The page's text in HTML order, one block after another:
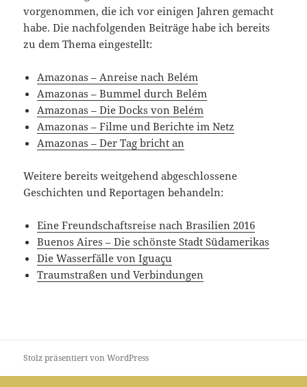
vorgenommen, die ich vor einigen Jahren gemacht
habe. Die nachfolgenden Beiträge habe ich bereits
zu dem Thema eingestellt:
Amazonas – Anreise nach Belém
Amazonas – Bummel durch Belém
Amazonas – Die Docks von Belém
Amazonas – Filme und Berichte im Netz
Amazonas – Der Tag bricht an
Weitere bereits weitgehend abgeschlossene
Geschichten und Reportagen behandeln:
Eine Freundschaftsreise nach Brasilien 2016
Buenos Aires – Die schönste Stadt Südamerikas
Die Wasserfälle von Iguaçu
Traumstraßen und Verbindungen
Stolz präsentiert von WordPress